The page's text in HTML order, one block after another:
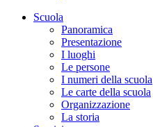
Scuola
Panoramica
Presentazione
I luoghi
Le persone
I numeri della scuola
Le carte della scuola
Organizzazione
La storia